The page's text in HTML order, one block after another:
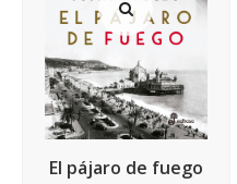
El pájaro de fuego